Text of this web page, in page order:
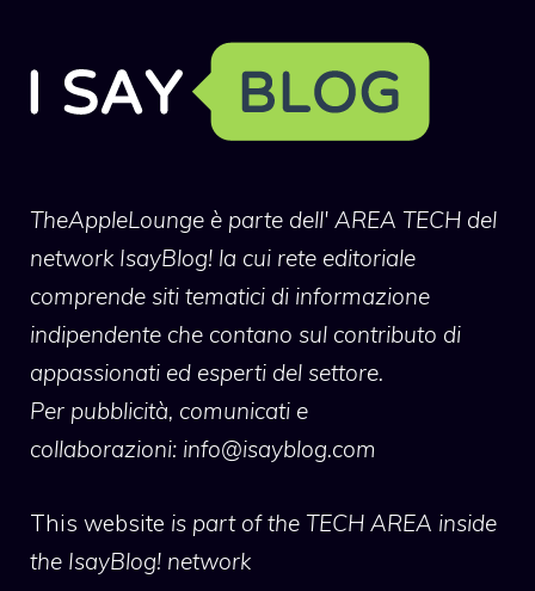
TheAppleLounge è parte dell' AREA TECH del
network IsayBlog! la cui rete editoriale
comprende siti tematici di informazione
indipendente che contano sul contributo di
appassionati ed esperti del settore.
Per pubblicità, comunicati e
collaborazioni: info@isayblog.com
This website is part of the TECH AREA inside
the IsayBlog! network